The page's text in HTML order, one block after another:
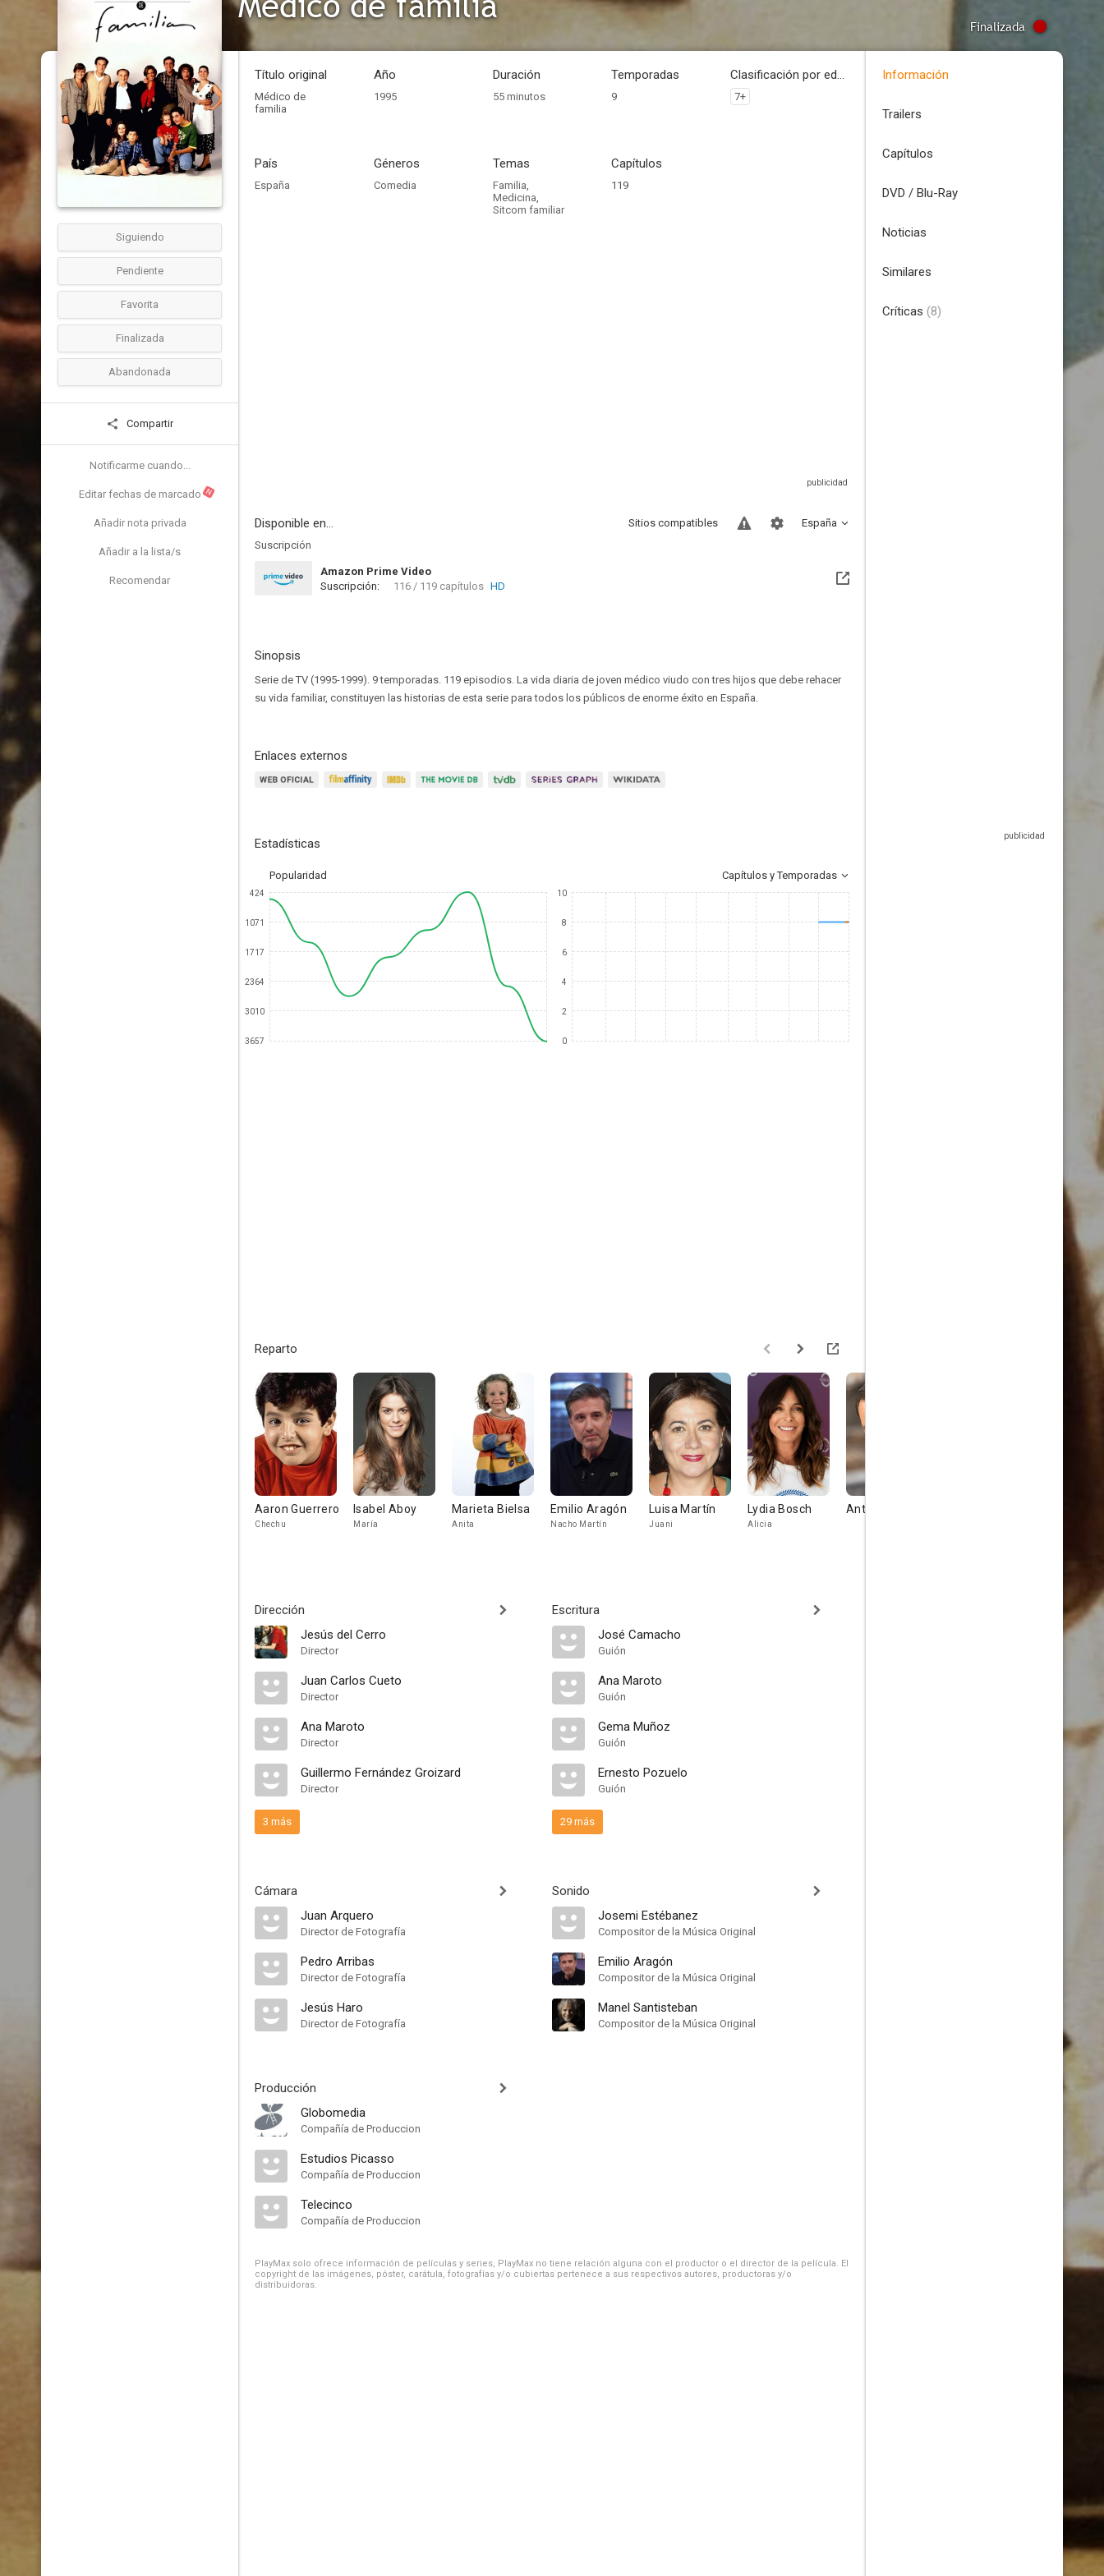
Finalizada
Siguiendo
Pendiente
Favorita
Finalizada
Abandonada
Compartir
Notificarme cuando...
Editar fechas de marcado N
Añadir nota privada
Añadir a la lista/s
Recomendar
Título original
Médico de
familia
Año
1995
Duración
55 minutos
Temporadas
9
Clasificación por edades
7+
País
España
Géneros
Comedia
Temas
Familia,
Medicina,
Sitcom familiar
Capítulos
119
Disponible en... España
Sitios compatibles
Suscripción
Amazon Prime Video
Suscripción:
116 / 119 capítulos HD
Sinopsis
Serie de TV (1995-1999). 9 temporadas. 119 episodios. La vida diaria de joven médico viudo con tres hijos que debe rehacer
su vida familiar, constituyen las historias de esta serie para todos los públicos de enorme éxito en España.
Enlaces externos
Estadísticas
Popularidad Capítulos y Temporadas
424
1071
1717
2364
3010
3657
10
8
6
4
2
0
Reparto
Aaron Guerrero
Chechu
Isabel Aboy
María
Marieta Bielsa
Anita
Emilio Aragón
Nacho Martín
Luisa Martín
Juani
Lydia Bosch
Alicia
Antonio Molero
Dirección
Jesús del Cerro
Director
Juan Carlos Cueto
Director
Ana Maroto
Director
Guillermo Fernández Groizard
Director
3 más
Cámara
Juan Arquero
Director de Fotografía
Pedro Arribas
Director de Fotografía
Jesús Haro
Director de Fotografía
Producción
Globomedia
Compañía de Produccion
Estudios Picasso
Compañía de Produccion
Telecinco
Compañía de Produccion
Escritura
José Camacho
Guión
Ana Maroto
Guión
Gema Muñoz
Guión
Ernesto Pozuelo
Guión
29 más
Sonido
Josemi Estébanez
Compositor de la Música Original
Emilio Aragón
Compositor de la Música Original
Manel Santisteban
Compositor de la Música Original
PlayMax solo ofrece información de películas y series, PlayMax no tiene relación alguna con el productor o el director de la película. El
copyright de las imágenes, póster, carátula, fotografías y/o cubiertas pertenece a sus respectivos autores, productoras y/o
distribuidoras.
Información
Trailers
Capítulos
DVD / Blu-Ray
Noticias
Similares
Críticas (8)